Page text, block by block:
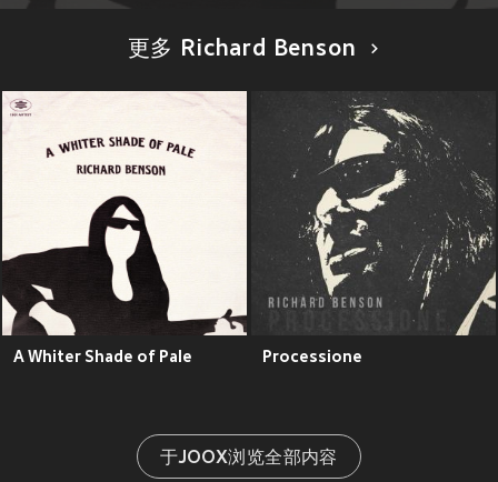
更多 Richard Benson
A Whiter Shade of Pale Processione
于JOOX浏览全部内容